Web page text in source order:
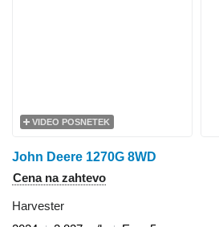
VIDEO POSNETEK
John Deere 1270G 8WD
Cena na zahtevo
Harvester